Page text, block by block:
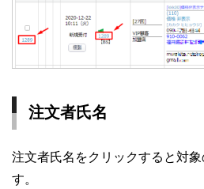
注文者氏名
注文者氏名をクリックすると対
す。